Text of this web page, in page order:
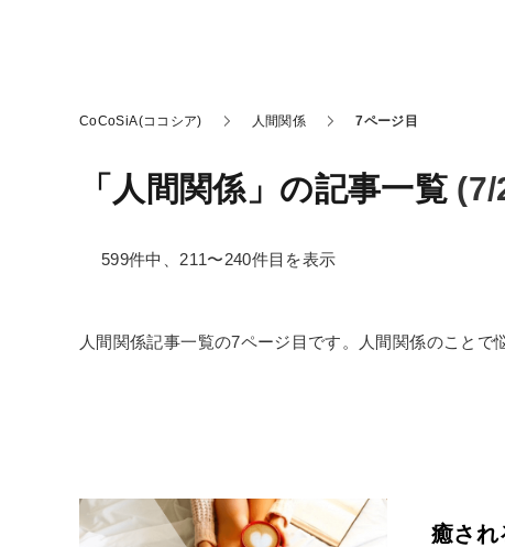
CoCoSiA(ココシア) 人間関係 7ページ目
「人間関係」の記事一覧(7/
599件中、211〜240件目を表示
人間関係記事一覧の7ページ目です。人間関係のことで
癒され